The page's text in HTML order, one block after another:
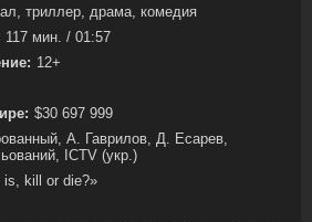
триллер, драма, комедия
117 мин. / 01:57
12+
$30 697 999
А. Гаврилов, Д. Есарев,
ICTV (укр.)
is, kill or die?»